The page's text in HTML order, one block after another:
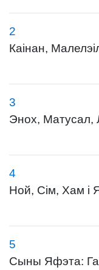
2
Каінан,
3
Энох, Матусал,
4
Ной, Сім, Хам і
5
Сыны Яфэта: